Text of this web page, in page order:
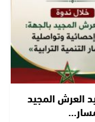
العرش المجيد